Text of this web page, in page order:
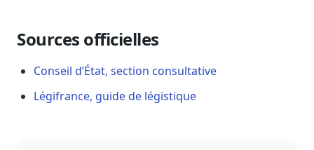
Qui sommes-nous
Méthode, valeurs et équipe
Charte IA
Fiabilité, souveraineté, sobriété
Sources officielles
Conseil d’État, section consultative
Légifrance, guide de légistique